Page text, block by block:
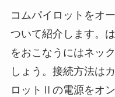
コムパイロットをオ
ついて紹介します。
をおこなうにはネッ
しょう。接続方法は
ロットⅡの電源をオ